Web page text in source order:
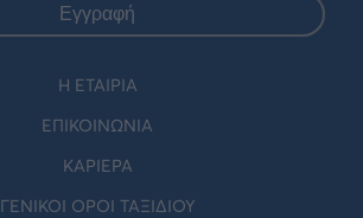
Εγγραφή
Η ΕΤΑΙΡΙΑ
ΕΠΙΚΟΙΝΩΝΊΑ
ΚΑΡΙΈΡΑ
ΓΕΝΙΚΟΙ ΟΡΟΙ ΤΑΞΙΔΙΟΥ